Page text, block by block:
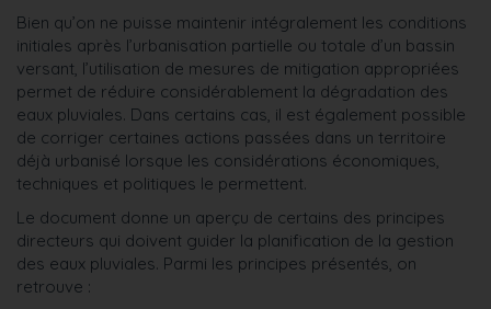
Bien qu’on ne puisse maintenir intégralement les conditions
initiales après l’urbanisation partielle ou totale d’un bassin
versant, l’utilisation de mesures de mitigation appropriées
permet de réduire considérablement la dégradation des
eaux pluviales. Dans certains cas, il est également possible
de corriger certaines actions passées dans un territoire
déjà urbanisé lorsque les considérations économiques,
techniques et politiques le permettent.
Le document donne un aperçu de certains des principes
directeurs qui doivent guider la planification de la gestion
des eaux pluviales. Parmi les principes présentés, on
retrouve :